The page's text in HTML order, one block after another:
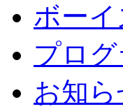
ボー
プログ
お知ら